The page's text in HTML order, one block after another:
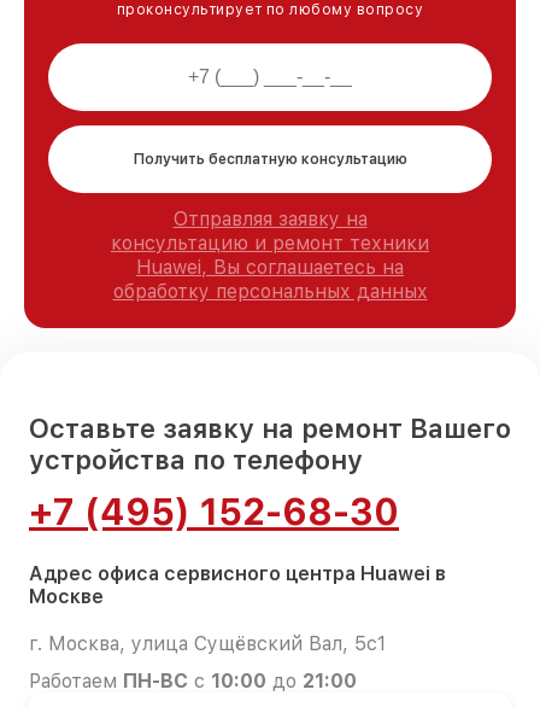
проконсультирует по любому вопросу
Получить бесплатную консультацию
Отправляя заявку на
консультацию и ремонт техники
Huawei, Вы соглашаетесь на
обработку персональных данных
Оставьте заявку на ремонт Вашего
устройства по телефону
+7 (495) 152-68-30
Адрес офиса сервисного центра Huawei в
Москве
г. Москва, улица Сущёвский Вал, 5с1
Работаем ПН-ВС с 10:00 до 21:00